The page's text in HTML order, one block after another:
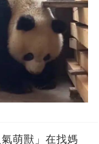
萌獸」在找媽